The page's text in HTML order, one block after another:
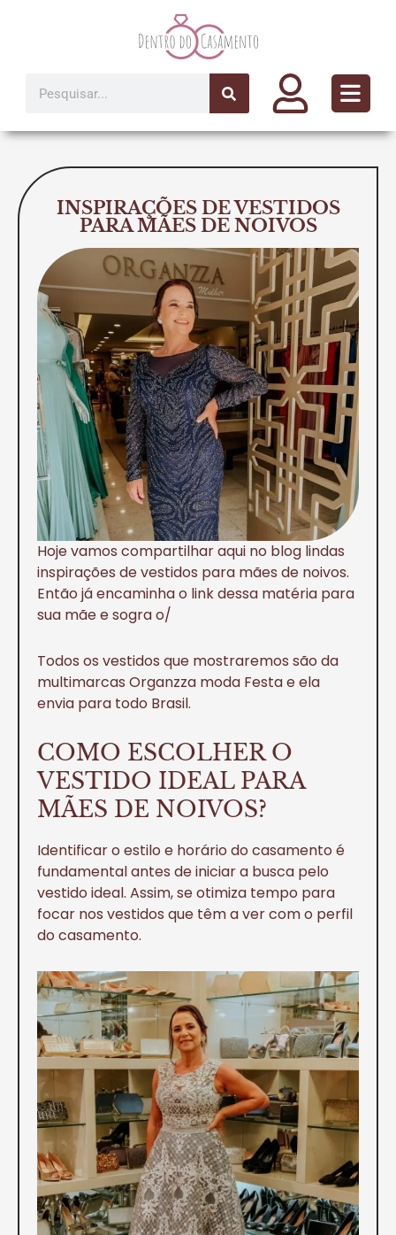
INSPIRAÇÕES DE VESTIDOS
PARA MÃES DE NOIVOS
Hoje vamos compartilhar aqui no blog lindas
inspirações de vestidos para mães de noivos.
Então já encaminha o link dessa matéria para
sua mãe e sogra o/
Todos os vestidos que mostraremos são da
multimarcas Organzza moda Festa e ela
envia para todo Brasil.
COMO ESCOLHER O
VESTIDO IDEAL PARA
MÃES DE NOIVOS?
Identificar o estilo e horário do casamento é
fundamental antes de iniciar a busca pelo
vestido ideal. Assim, se otimiza tempo para
focar nos vestidos que têm a ver com o perfil
do casamento.